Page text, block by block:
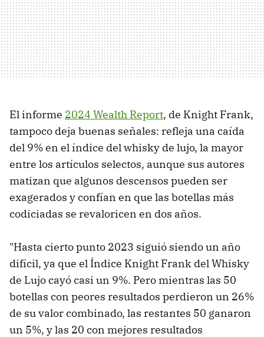
El informe 2024 Wealth Report, de Knight Frank,
tampoco deja buenas señales: refleja una caída
del 9% en el índice del whisky de lujo, la mayor
entre los artículos selectos, aunque sus autores
matizan que algunos descensos pueden ser
exagerados y confían en que las botellas más
codiciadas se revaloricen en dos años.
"Hasta cierto punto 2023 siguió siendo un año
difícil, ya que el Índice Knight Frank del Whisky
de Lujo cayó casi un 9%. Pero mientras las 50
botellas con peores resultados perdieron un 26%
de su valor combinado, las restantes 50 ganaron
un 5%, y las 20 con mejores resultados